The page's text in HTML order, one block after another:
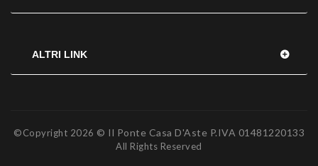
ALTRI LINK
©Copyright 2026 © Il Ponte Casa D'Aste P.IVA 01481220133
All Rights Reserved